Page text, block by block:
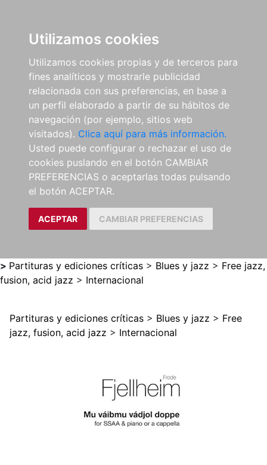
Utilizamos cookies
Utilizamos cookies propias y de terceros para
fines analíticos y mostrarle publicidad
relacionada con sus preferencias, en base a
un perfil elaborado a partir de su hábitos de
navegación (por ejemplo, sitios web
visitados). Clica aquí para más información.
Usted puede configurar o rechazar el uso de
cookies puslando en el botón CAMBIAR
PREFERENCIAS o aceptarlas todas pulsando
el botón ACEPTAR.
ACEPTAR CAMBIAR PREFERENCIAS
> Partituras y ediciones críticas > Blues y jazz > Free jazz,
fusion, acid jazz > Internacional
Partituras y ediciones críticas > Blues y jazz > Free
jazz, fusion, acid jazz > Internacional